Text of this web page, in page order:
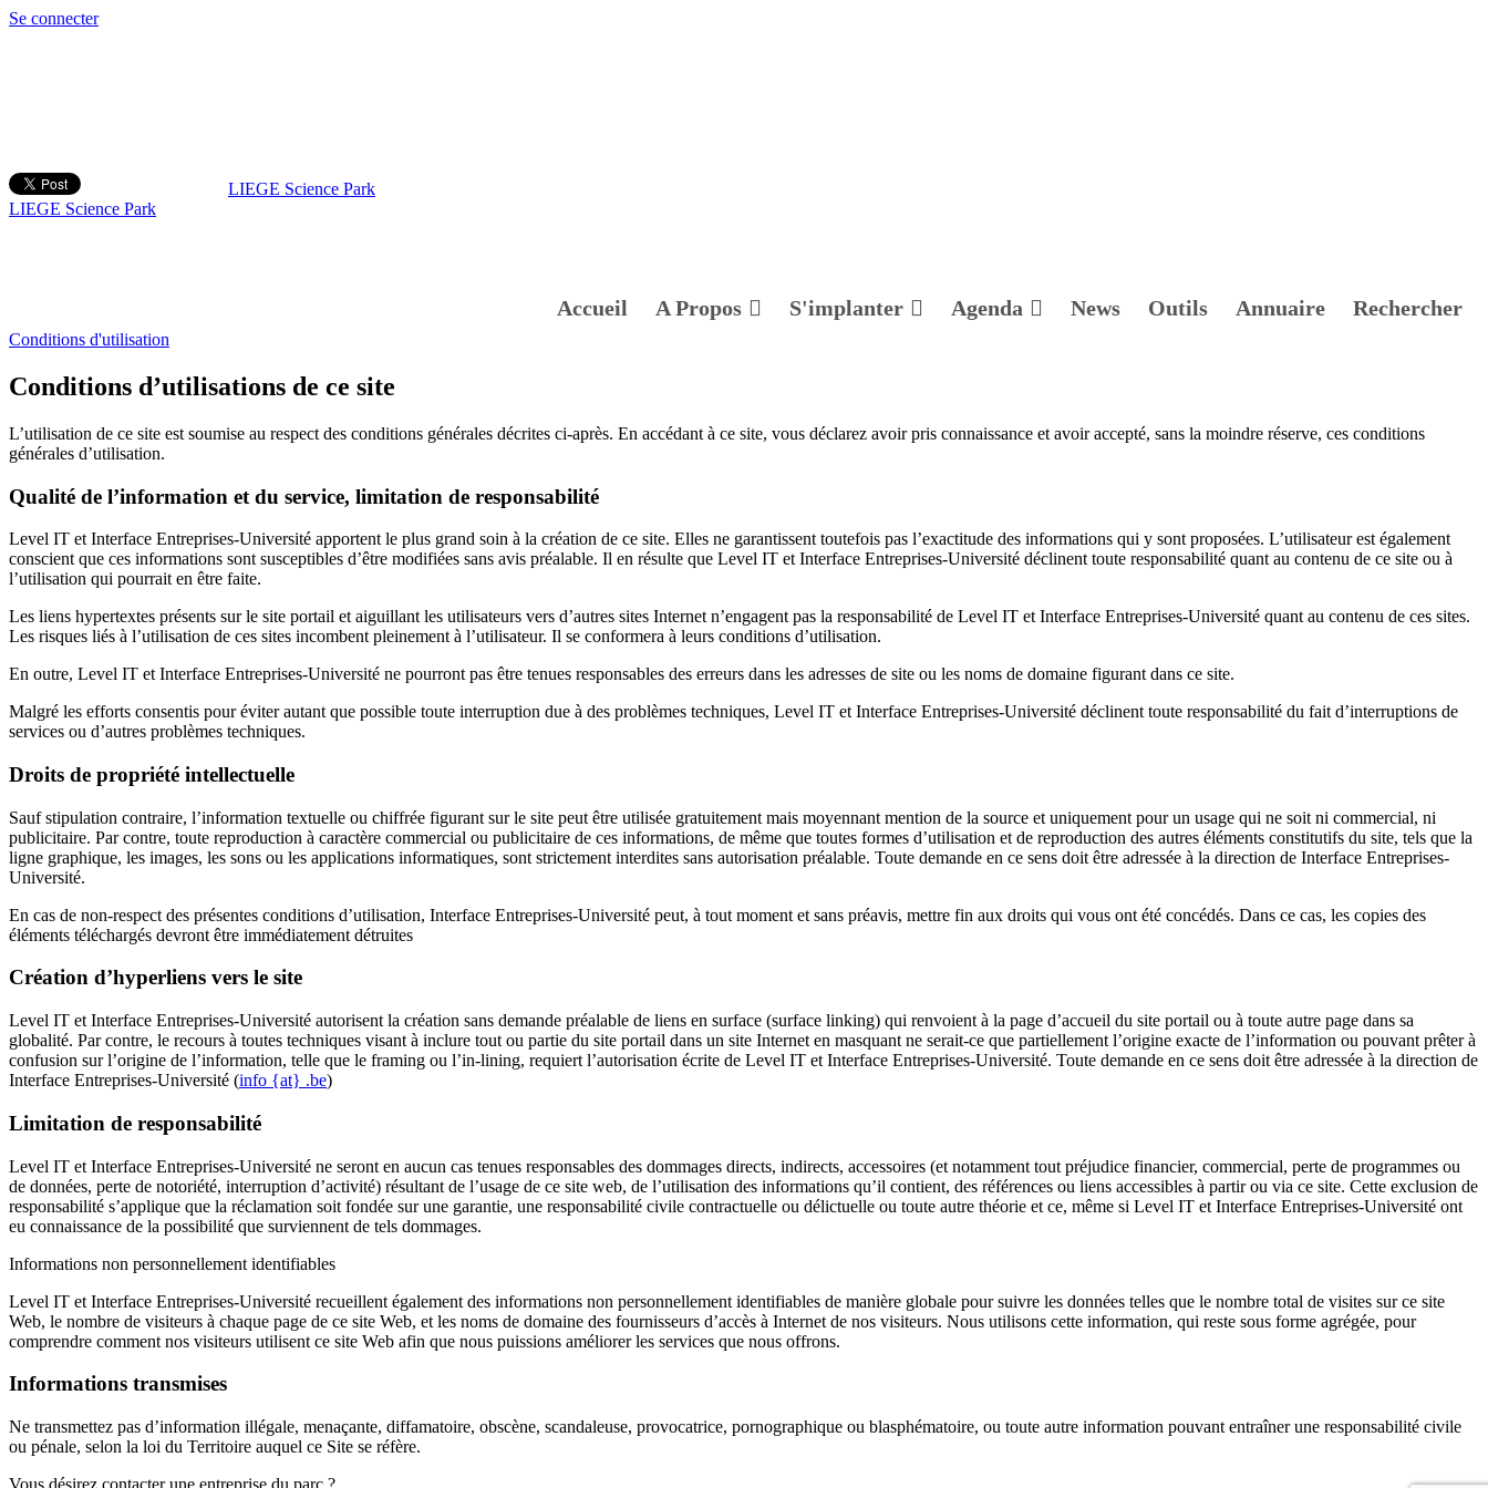
Se connecter
LIEGE Science Park
LIEGE Science Park
Accueil A Propos S'implanter Agenda News Outils Annuaire Rechercher
Conditions d'utilisation
Conditions d’utilisations de ce site
L’utilisation de ce site est soumise au respect des conditions générales décrites ci-après. En accédant à ce site, vous déclarez avoir pris connaissance et avoir accepté, sans la moindre réserve, ces conditions
générales d’utilisation.
Qualité de l’information et du service, limitation de responsabilité
Level IT et Interface Entreprises-Université apportent le plus grand soin à la création de ce site. Elles ne garantissent toutefois pas l’exactitude des informations qui y sont proposées. L’utilisateur est également
conscient que ces informations sont susceptibles d’être modifiées sans avis préalable. Il en résulte que Level IT et Interface Entreprises-Université déclinent toute responsabilité quant au contenu de ce site ou à
l’utilisation qui pourrait en être faite.
Les liens hypertextes présents sur le site portail et aiguillant les utilisateurs vers d’autres sites Internet n’engagent pas la responsabilité de Level IT et Interface Entreprises-Université quant au contenu de ces sites.
Les risques liés à l’utilisation de ces sites incombent pleinement à l’utilisateur. Il se conformera à leurs conditions d’utilisation.
En outre, Level IT et Interface Entreprises-Université ne pourront pas être tenues responsables des erreurs dans les adresses de site ou les noms de domaine figurant dans ce site.
Malgré les efforts consentis pour éviter autant que possible toute interruption due à des problèmes techniques, Level IT et Interface Entreprises-Université déclinent toute responsabilité du fait d’interruptions de
services ou d’autres problèmes techniques.
Droits de propriété intellectuelle
Sauf stipulation contraire, l’information textuelle ou chiffrée figurant sur le site peut être utilisée gratuitement mais moyennant mention de la source et uniquement pour un usage qui ne soit ni commercial, ni
publicitaire. Par contre, toute reproduction à caractère commercial ou publicitaire de ces informations, de même que toutes formes d’utilisation et de reproduction des autres éléments constitutifs du site, tels que la
ligne graphique, les images, les sons ou les applications informatiques, sont strictement interdites sans autorisation préalable. Toute demande en ce sens doit être adressée à la direction de Interface Entreprises-
Université.
En cas de non-respect des présentes conditions d’utilisation, Interface Entreprises-Université peut, à tout moment et sans préavis, mettre fin aux droits qui vous ont été concédés. Dans ce cas, les copies des
éléments téléchargés devront être immédiatement détruites
Création d’hyperliens vers le site
Level IT et Interface Entreprises-Université autorisent la création sans demande préalable de liens en surface (surface linking) qui renvoient à la page d’accueil du site portail ou à toute autre page dans sa
globalité. Par contre, le recours à toutes techniques visant à inclure tout ou partie du site portail dans un site Internet en masquant ne serait-ce que partiellement l’origine exacte de l’information ou pouvant prêter à
confusion sur l’origine de l’information, telle que le framing ou l’in-lining, requiert l’autorisation écrite de Level IT et Interface Entreprises-Université. Toute demande en ce sens doit être adressée à la direction de
Interface Entreprises-Université (info {at} .be)
Limitation de responsabilité
Level IT et Interface Entreprises-Université ne seront en aucun cas tenues responsables des dommages directs, indirects, accessoires (et notamment tout préjudice financier, commercial, perte de programmes ou
de données, perte de notoriété, interruption d’activité) résultant de l’usage de ce site web, de l’utilisation des informations qu’il contient, des références ou liens accessibles à partir ou via ce site. Cette exclusion de
responsabilité s’applique que la réclamation soit fondée sur une garantie, une responsabilité civile contractuelle ou délictuelle ou toute autre théorie et ce, même si Level IT et Interface Entreprises-Université ont
eu connaissance de la possibilité que surviennent de tels dommages.
Informations non personnellement identifiables
Level IT et Interface Entreprises-Université recueillent également des informations non personnellement identifiables de manière globale pour suivre les données telles que le nombre total de visites sur ce site
Web, le nombre de visiteurs à chaque page de ce site Web, et les noms de domaine des fournisseurs d’accès à Internet de nos visiteurs. Nous utilisons cette information, qui reste sous forme agrégée, pour
comprendre comment nos visiteurs utilisent ce site Web afin que nous puissions améliorer les services que nous offrons.
Informations transmises
Ne transmettez pas d’information illégale, menaçante, diffamatoire, obscène, scandaleuse, provocatrice, pornographique ou blasphématoire, ou toute autre information pouvant entraîner une responsabilité civile
ou pénale, selon la loi du Territoire auquel ce Site se réfère.
Vous désirez contacter une entreprise du parc ?